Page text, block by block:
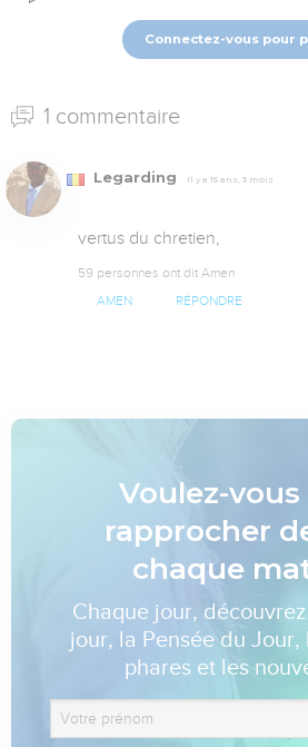
Connectez-vous pour
1 commentaire
Legarding Il y a 15 ans, 3 mois
vertus du chretien,
59 personnes ont dit Amen
AMEN RÉPONDRE
Voulez-vous
rapprocher
chaque
Chaque jour,
jour, la Pensée du Jour,
phares et les